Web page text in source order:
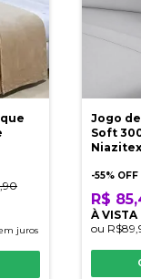
juros
Jogo de
Soft
-55% OFF
R$
À VISTA
ou